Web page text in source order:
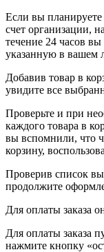
Если вы планируете
счет организации,
течение 24 часов вы
указанную в вашем
Добавив товар в
увидите все
Проверьте и при
каждого товара в
вы вспомнили, что
корзину,
Проверив список
продолжите
Для оплаты заказа
Для оплаты заказа
нажмите кнопку